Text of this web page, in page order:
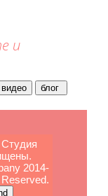
и
2014-